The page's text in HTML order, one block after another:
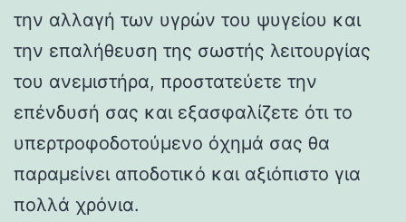
την αλλαγή των υγρών του ψυγείου και
την επαλήθευση της σωστής λειτουργίας
του ανεμιστήρα, προστατεύετε την
επένδυσή σας και εξασφαλίζετε ότι το
υπερτροφοδοτούμενο όχημά σας θα
παραμείνει αποδοτικό και αξιόπιστο για
πολλά χρόνια.